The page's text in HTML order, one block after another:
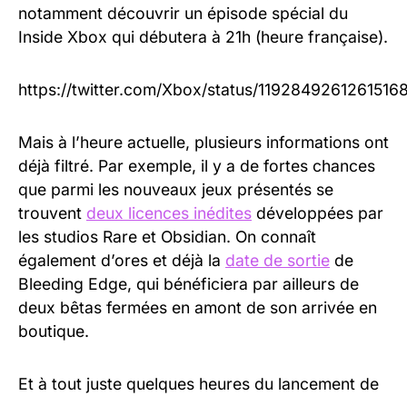
notamment découvrir un épisode spécial du
Inside Xbox qui débutera à 21h (heure française).
https://twitter.com/Xbox/status/
Mais à l’heure actuelle, plusieurs informations ont
déjà filtré. Par exemple, il y a de fortes chances
que parmi les nouveaux jeux présentés se
trouvent deux licences inédites développées par
les studios Rare et Obsidian. On connaît
également d’ores et déjà la date de sortie de
Bleeding Edge, qui bénéficiera par ailleurs de
deux bêtas fermées en amont de son arrivée en
boutique.
Et à tout juste quelques heures du lancement de